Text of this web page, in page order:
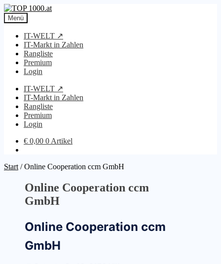
Zur
Navigation
springen
Zum
Inhalt
springen
Menü
IT-WELT ↗
IT-Markt in Zahlen
Rangliste
Premium
Login
IT-WELT ↗
IT-Markt in Zahlen
Rangliste
Premium
Login
€ 0,00 0 Artikel
Start /Online Cooperation ccm GmbH
Online Cooperation ccm
GmbH
Online Cooperation ccm
GmbH